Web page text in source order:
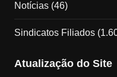
Notícias(46)
Sindicatos Filiados
Atualização do Site